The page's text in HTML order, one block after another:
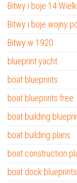
Bitwy i boje 14
Bitwy i boje wojny
Bitwy w 1920
blueprint yacht
boat blueprints
boat blueprints free
boat building
boat building plans
boat construction
boat dock blueprints